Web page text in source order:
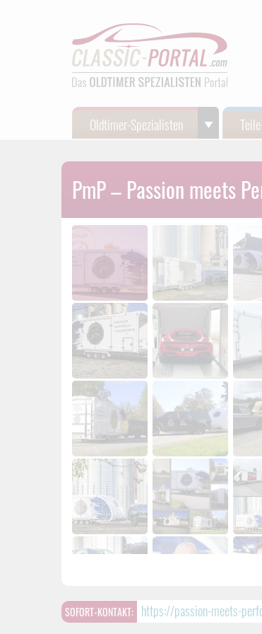
Oldtimer-Spezialisten
PmP – Passion meets
SOFORT-KONTAKT: https://passion-meets-